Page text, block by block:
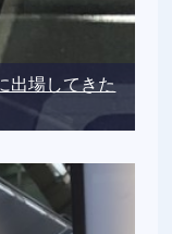
出場してきた